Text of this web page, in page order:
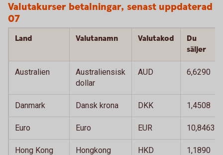
Valutakurser betalningar, senast uppdaterad
07
Land Valutanamn Valutakod
Du
säljer
Australien
Australiensisk
dollar
AUD 6,6290
Danmark Dansk krona DKK 1,4508
Euro Euro EUR 10,8463
Hong Kong
Hongkong
HKD 1,1890